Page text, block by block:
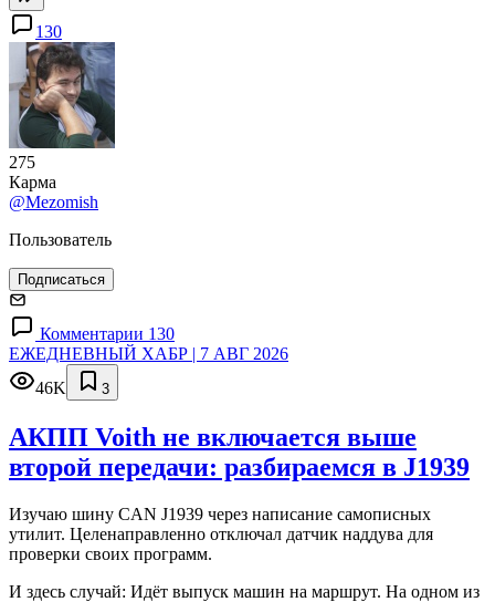
130
275
Карма
@Mezomish
Пользователь
Подписаться
Комментарии 130
ЕЖЕДНЕВНЫЙ ХАБР | 7 АВГ 2026
46K
3
АКПП Voith не включается выше
второй передачи: разбираемся в J1939
Изучаю шину CAN J1939 через написание самописных
утилит. Целенаправленно отключал датчик наддува для
проверки своих программ.
И здесь случай: Идёт выпуск машин на маршрут. На одном из